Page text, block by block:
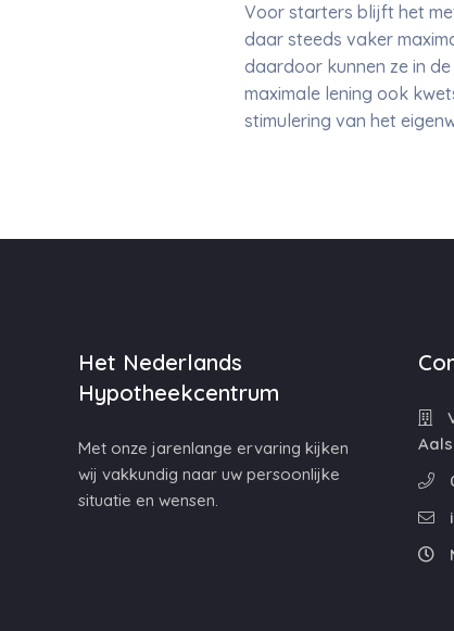
Voor starters blijft het
daar steeds vaker
daardoor kunnen ze in
maximale lening ook
stimulering van het
Het Nederlands
Hypotheekcentrum
Met onze jarenlange ervaring kijken
wij vakkundig naar uw persoonlijke
situatie en wensen.